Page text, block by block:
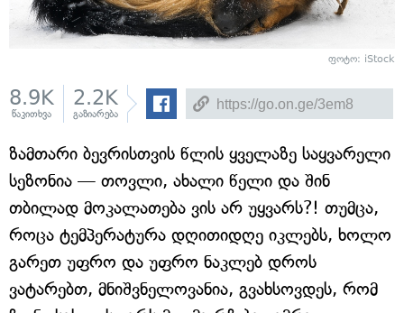
ფოტო: iStock
8.9K
წაკითხვა
2.2K
გაზიარება
ზამთარი ბევრისთვის წლის ყველაზე საყვარელი
სეზონია — თოვლი, ახალი წელი და შინ
თბილად მოკალათება ვის არ უყვარს?! თუმცა,
როცა ტემპერატურა დღითიდღე იკლებს, ხოლო
გარეთ უფრო და უფრო ნაკლებ დროს
ვატარებთ, მნიშვნელოვანია, გვახსოვდეს, რომ